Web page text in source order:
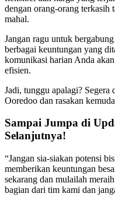
dengan orang-orang terkasih
mahal.
Jangan ragu untuk
berbagai keuntungan yang
komunikasi harian Anda
efisien.
Jadi, tunggu apalagi? Segera
Ooredoo dan rasakan
Sampai Jumpa di
Selanjutnya!
“Jangan sia-siakan potensi
memberikan keuntungan
sekarang dan mulailah
bagian dari tim kami dan